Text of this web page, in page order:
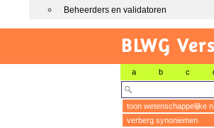
Beheerders en validatoren
BLWG
a b c
toon wetenschappelijke
verberg synoniemen